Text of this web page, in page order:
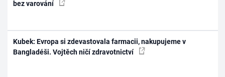
bez varování
Kubek: Evropa si zdevastovala farmacii, nakupujeme v
Bangladéši. Vojtěch ničí zdravotnictví